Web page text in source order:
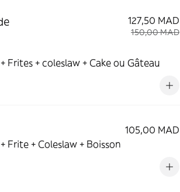
127,50 MAD
150,00 MAD
Frites + coleslaw + Cake ou Gâteau
105,00 MAD
Frite + Coleslaw + Boisson